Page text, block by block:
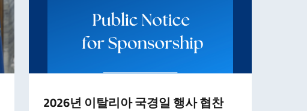
2026년 이탈리아 국경일 행사 협찬